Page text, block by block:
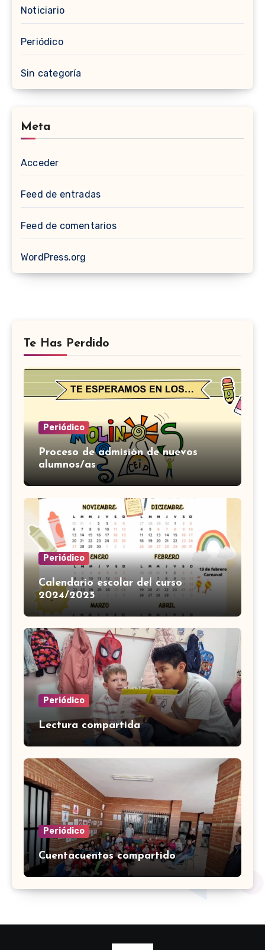
Noticiario
Periódico
Sin categoría
Meta
Acceder
Feed de entradas
Feed de comentarios
WordPress.org
Te Has Perdido
Periódico
Proceso de admisión de nuevos
alumnos/as
Periódico
Calendario escolar del curso
2024/2025
Periódico
Lectura compartida
Periódico
Cuentacuentos compartido